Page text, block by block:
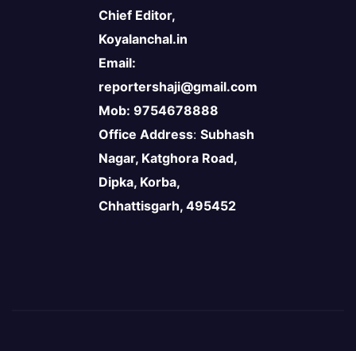
Chief Editor,
Koyalanchal.in
Email:
reportershaji@gmail.com
Mob: 9754678888
Office Address: Subhash
Nagar, Katghora Road,
Dipka, Korba,
Chhattisgarh, 495452